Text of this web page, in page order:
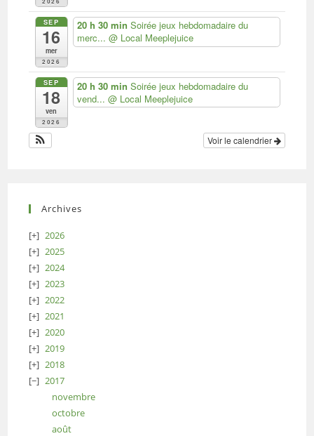
SEP
16
mer
2026
20 h 30 min Soirée jeux hebdomadaire du
merc... @ Local Meeplejuice
SEP
18
ven
2026
20 h 30 min Soirée jeux hebdomadaire du
vend... @ Local Meeplejuice
Voir le calendrier
Archives
2026
2025
2024
2023
2022
2021
2020
2019
2018
2017
novembre
octobre
août